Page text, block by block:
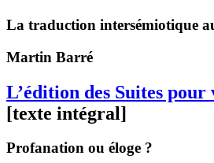
La traduction intersémiotique
Martin Barré
L’édition des Suites
[texte intégral]
Profanation ou éloge ?